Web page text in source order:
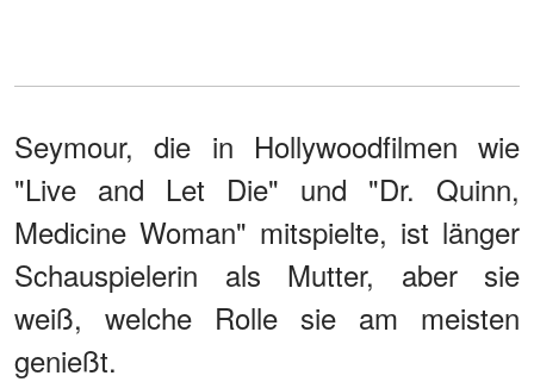
Seymour, die in Hollywoodfilmen wie
"Live and Let Die" und "Dr. Quinn,
Medicine Woman" mitspielte, ist länger
Schauspielerin als Mutter, aber sie
weiß, welche Rolle sie am meisten
genießt.